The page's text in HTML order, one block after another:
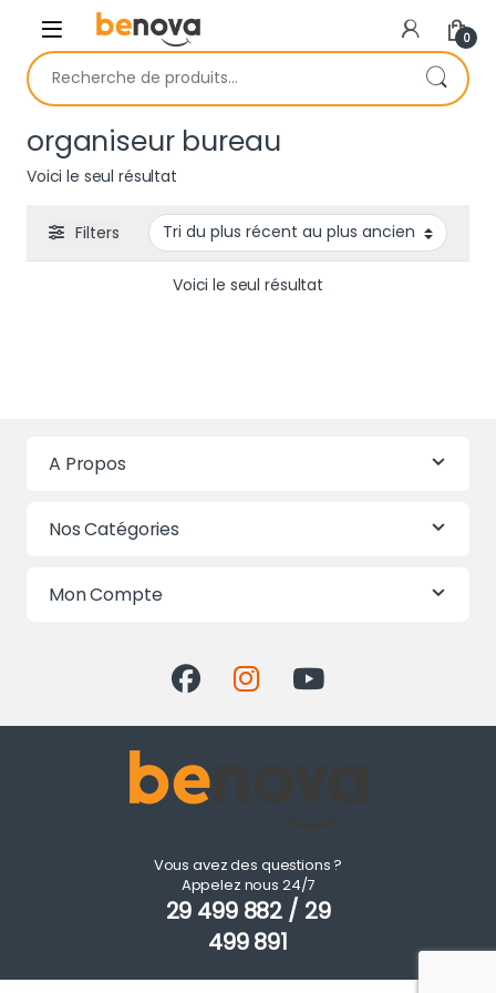
Skip to navigation
Skip to content
0
Recherche pour :
organiseur bureau
Voici le seul résultat
Filters
Voici le seul résultat
A Propos
Nos Catégories
Mon Compte
Vous avez des questions ?
Appelez nous 24/7
29 499 882 / 29
499 891